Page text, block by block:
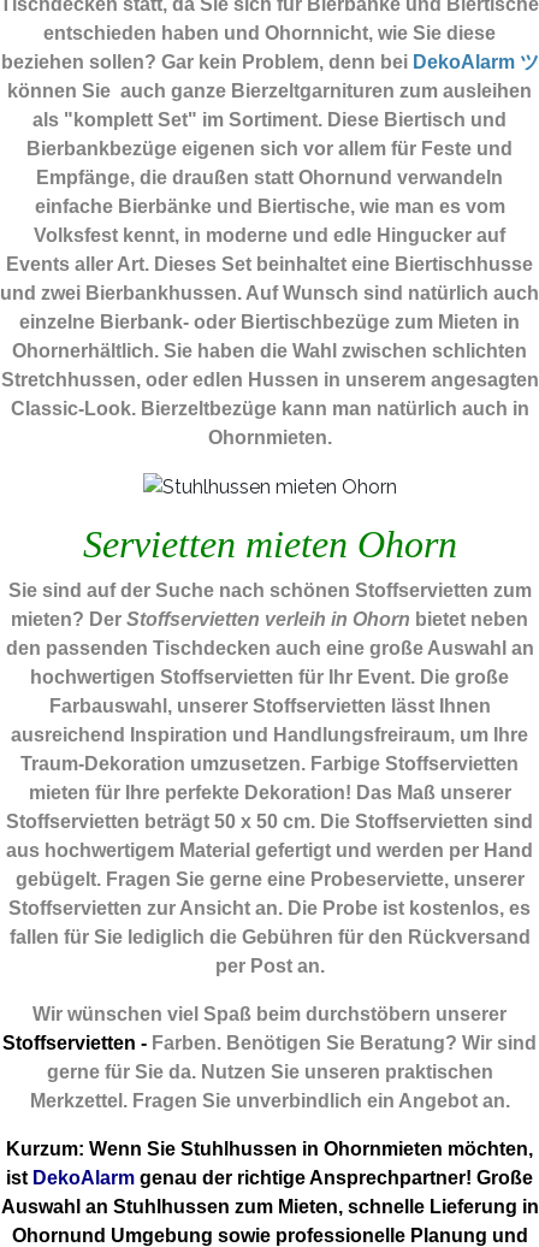
Tischdecken statt, da Sie sich für Bierbänke und Biertische
entschieden haben und Ohornnicht, wie Sie diese
beziehen sollen? Gar kein Problem, denn bei DekoAlarm ツ
können Sie auch ganze Bierzeltgarnituren zum ausleihen
als "komplett Set" im Sortiment. Diese Biertisch und
Bierbankbezüge eigenen sich vor allem für Feste und
Empfänge, die draußen statt Ohornund verwandeln
einfache Bierbänke und Biertische, wie man es vom
Volksfest kennt, in moderne und edle Hingucker auf
Events aller Art. Dieses Set beinhaltet eine Biertischhusse
und zwei Bierbankhussen. Auf Wunsch sind natürlich auch
einzelne Bierbank- oder Biertischbezüge zum Mieten in
Ohornerhältlich. Sie haben die Wahl zwischen schlichten
Stretchhussen, oder edlen Hussen in unserem angesagten
Classic-Look. Bierzeltbezüge kann man natürlich auch in
Ohornmieten.
Servietten mieten Ohorn
Sie sind auf der Suche nach schönen Stoffservietten zum
mieten? Der Stoffservietten verleih in Ohorn bietet neben
den passenden Tischdecken auch eine große Auswahl an
hochwertigen Stoffservietten für Ihr Event. Die große
Farbauswahl, unserer Stoffservietten lässt Ihnen
ausreichend Inspiration und Handlungsfreiraum, um Ihre
Traum-Dekoration umzusetzen. Farbige Stoffservietten
mieten für Ihre perfekte Dekoration! Das Maß unserer
Stoffservietten beträgt 50 x 50 cm. Die Stoffservietten sind
aus hochwertigem Material gefertigt und werden per Hand
gebügelt. Fragen Sie gerne eine Probeserviette, unserer
Stoffservietten zur Ansicht an. Die Probe ist kostenlos, es
fallen für Sie lediglich die Gebühren für den Rückversand
per Post an.
Wir wünschen viel Spaß beim durchstöbern unserer
Stoffservietten - Farben. Benötigen Sie Beratung? Wir sind
gerne für Sie da. Nutzen Sie unseren praktischen
Merkzettel. Fragen Sie unverbindlich ein Angebot an.
Kurzum: Wenn Sie Stuhlhussen in Ohornmieten möchten,
ist DekoAlarm genau der richtige Ansprechpartner! Große
Auswahl an Stuhlhussen zum Mieten, schnelle Lieferung in
Ohornund Umgebung sowie professionelle Planung und